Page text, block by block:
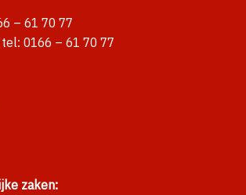
– 61 70 77
0166 – 61 70 77
zaken: